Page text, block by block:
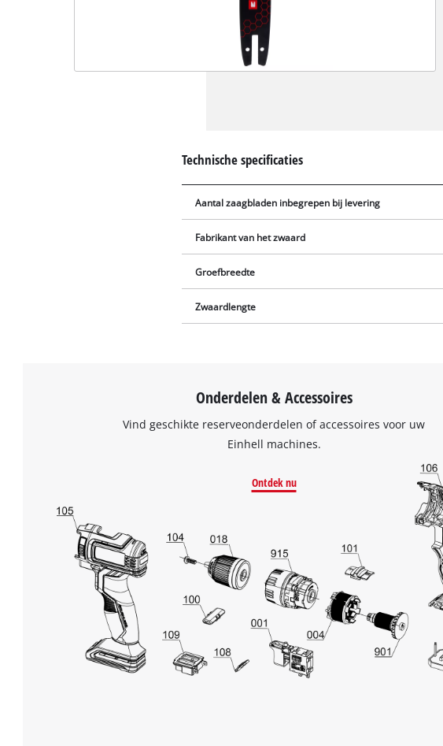
to
the
Technische specificaties
Aantal zaagbladen inbegrepen bij levering
Fabrikant van het zwaard
Groefbreedte
Zwaardlengte
Onderdelen & Accessoires
Vind geschikte reserveonderdelen of accessoires voor uw
Einhell machines.
Ontdek nu